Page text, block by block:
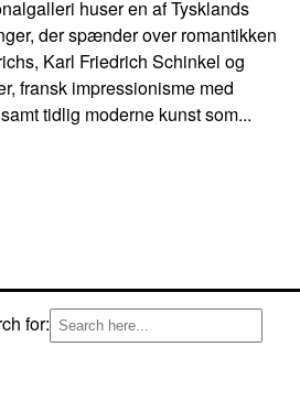
huser en af Tysklands
der spænder over romantikken
Karl Friedrich Schinkel og
fransk impressionisme med
tidlig moderne kunst som...
for: